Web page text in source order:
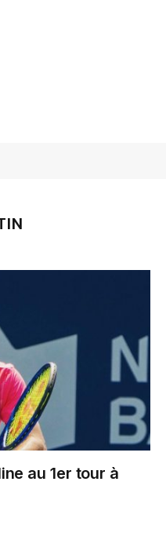
au 1er tour à